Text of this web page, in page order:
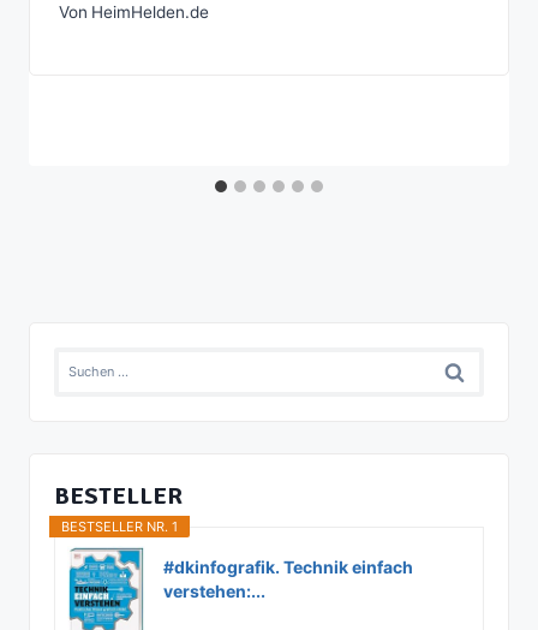
Von HeimHelden.de
Suchen
BESTELLER
BESTSELLER NR. 1
#dkinfografik. Technik einfach
verstehen:...